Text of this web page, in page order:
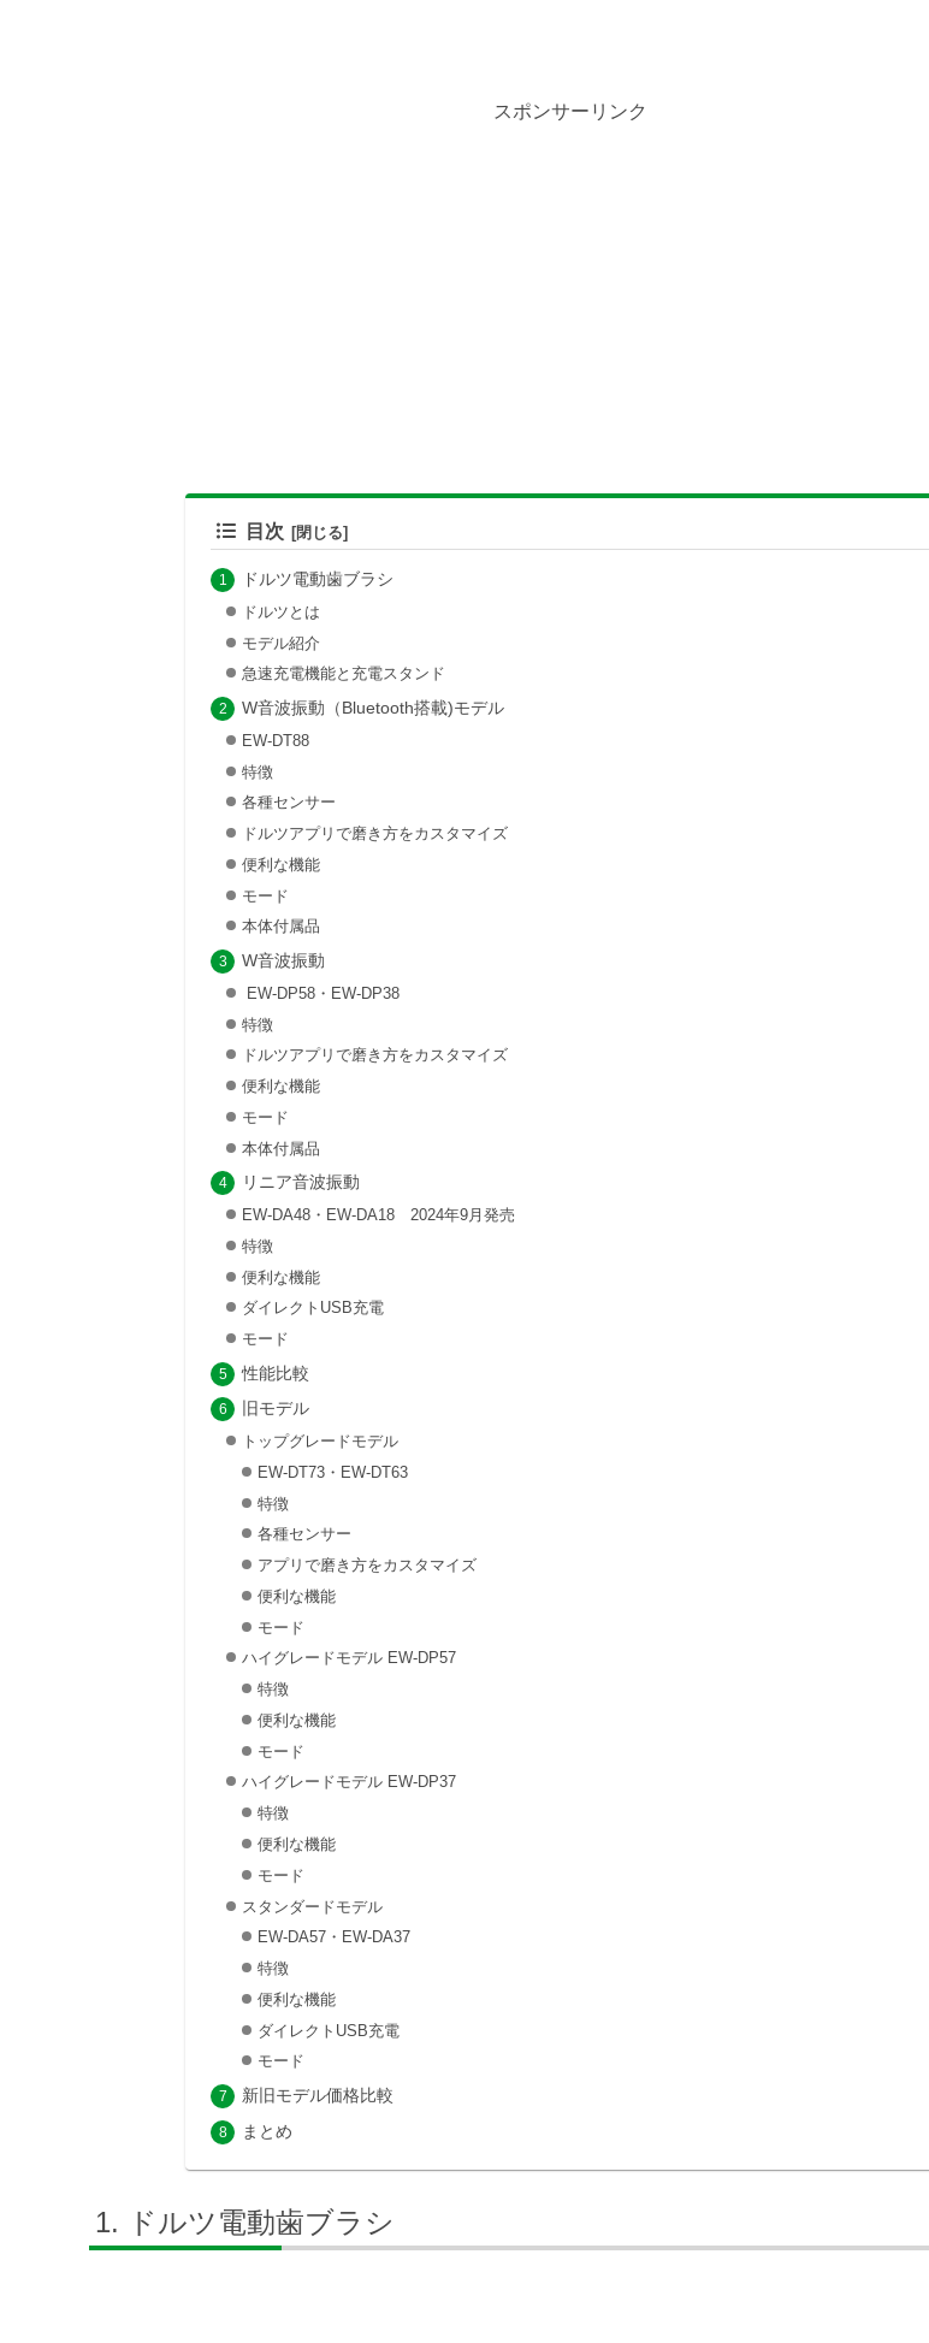
スポンサーリンク
目次
ドルツ電動歯ブラシ
ドルツとは
モデル紹介
急速充電機能と充電スタンド
W音波振動（Bluetooth搭載)モデル
EW-DT88
特徴
各種センサー
ドルツアプリで磨き方をカスタマイズ
便利な機能
モード
本体付属品
W音波振動
EW-DP58・EW-DP38
特徴
ドルツアプリで磨き方をカスタマイズ
便利な機能
モード
本体付属品
リニア音波振動
EW-DA48・EW-DA18 2024年9月発売
特徴
便利な機能
ダイレクトUSB充電
モード
性能比較
旧モデル
トップグレードモデル
EW-DT73・EW-DT63
特徴
各種センサー
アプリで磨き方をカスタマイズ
便利な機能
モード
ハイグレードモデル EW-DP57
特徴
便利な機能
モード
ハイグレードモデル EW-DP37
特徴
便利な機能
モード
スタンダードモデル
EW-DA57・EW-DA37
特徴
便利な機能
ダイレクトUSB充電
モード
新旧モデル価格比較
まとめ
ドルツ電動歯ブラシ